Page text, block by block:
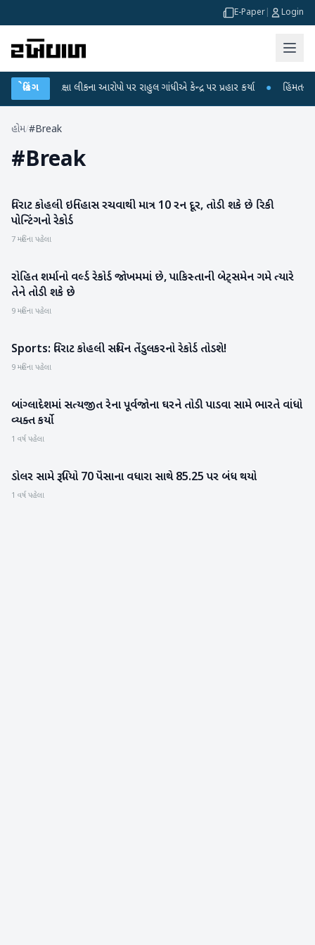
E-Paper Login
બ્રેકિંગ
NET પરીક્ષા લીકના આરોપો પર રાહુલ ગાંધીએ કેન્દ્ર પર પ્રહાર કર્યા ●
હોમ/#Break
#Break
રમતગમત
વિરાટ કોહલી ઇતિહાસ રચવાથી માત્ર 10 રન દૂર, તોડી શકે છે રિકી
પોન્ટિંગનો રેકોર્ડ
7 મહિના પહેલા
રમતગમત
રોહિત શર્માનો વર્લ્ડ રેકોર્ડ જોખમમાં છે, પાકિસ્તાની બેટ્સમેન ગમે ત્યારે
તેને તોડી શકે છે
9 મહિના પહેલા
રમતગમત
Sports: વિરાટ કોહલી સચિન તેંડુલકરનો રેકોર્ડ તોડશે!
9 મહિના પહેલા
રાષ્ટ્રીય
બાંગ્લાદેશમાં સત્યજીત રેના પૂર્વજોના ઘરને તોડી પાડવા સામે ભારતે વાંધો
વ્યક્ત કર્યો
1 વર્ષ પહેલા
બિઝનેસ
ડોલર સામે રૂપિયો 70 પૈસાના વધારા સાથે 85.25 પર બંધ થયો
1 વર્ષ પહેલા